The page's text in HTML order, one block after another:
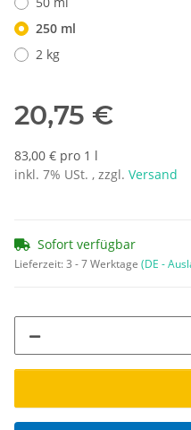
250 ml
2 kg
20,75 €
83,00 € pro 1 l
inkl. 7% USt. , zzgl. Versand
Sofort verfügbar
Lieferzeit:3 - 7 Werktage (DE -